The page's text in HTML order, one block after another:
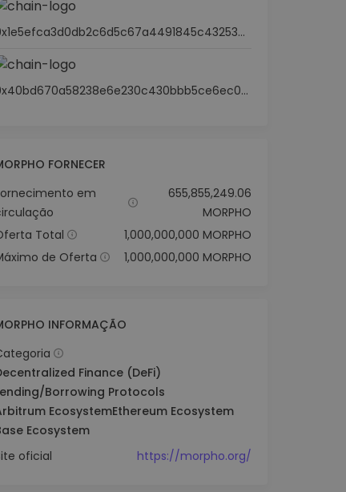
0x1e5efca3d0db2c6d5c67a4491845c43253eb9e4e
0x40bd670a58238e6e230c430bbb5ce6ec0d40df48
FORNECER
em
655,855,249.06
MORPHO
Total
1,000,000,000 MORPHO
de Oferta
1,000,000,000 MORPHO
INFORMAÇÃO
Finance (DeFi)
Borrowing Protocols
EcosystemEthereum Ecosystem
Ecosystem
oficial
https://morpho.org/